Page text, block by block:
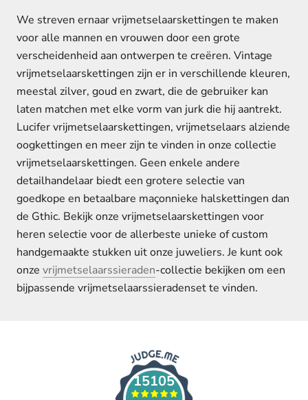
We streven ernaar vrijmetselaarskettingen te maken
voor alle mannen en vrouwen door een grote
verscheidenheid aan ontwerpen te creëren. Vintage
vrijmetselaarskettingen zijn er in verschillende kleuren,
meestal zilver, goud en zwart, die de gebruiker kan
laten matchen met elke vorm van jurk die hij aantrekt.
Lucifer vrijmetselaarskettingen, vrijmetselaars alziende
oogkettingen en meer zijn te vinden in onze collectie
vrijmetselaarskettingen. Geen enkele andere
detailhandelaar biedt een grotere selectie van
goedkope en betaalbare maçonnieke halskettingen dan
de Gthic. Bekijk onze vrijmetselaarskettingen voor
heren selectie voor de allerbeste unieke of custom
handgemaakte stukken uit onze juweliers. Je kunt ook
onze vrijmetselaarssieraden-collectie bekijken om een
bijpassende vrijmetselaarssieradenset te vinden.
15105